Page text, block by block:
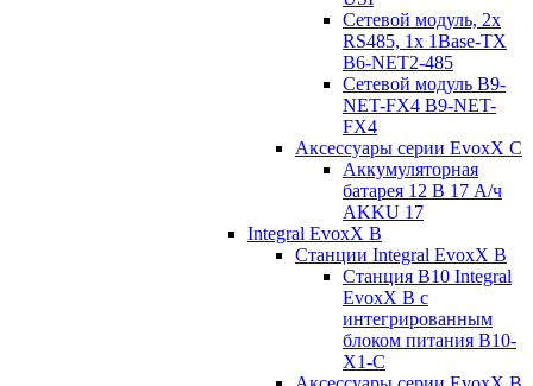
Сетевой модуль, 2x
RS485, 1x 1Base-TX
B6-NET2-485
Сетевой модуль B9-
NET-FX4 B9-NET-
FX4
Аксессуары серии EvoxX C
Аккумуляторная
батарея 12 В 17 A/ч
AKKU 17
Integral EvoxX B
Станции Integral EvoxX B
Станция B10 Integral
EvoxX B с
интегрированным
блоком питания B10-
X1-C